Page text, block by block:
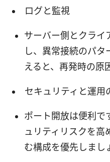
ログと監視
サーバー側とクライ
し、異常接続のパタ
えると、再発時の原
セキュリティと運用
ポート開放は便利で
ュリティリスクを高
む構成を優先しまし